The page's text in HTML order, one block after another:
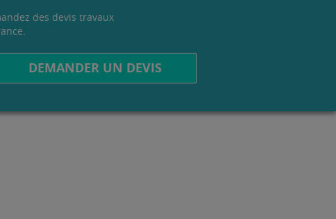
des devis travaux
DEMANDER UN DEVIS